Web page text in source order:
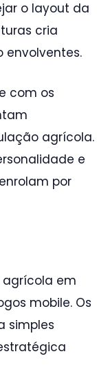
o layout da
cria
com os
agrícola.
e
por
agrícola em
mobile. Os
simples